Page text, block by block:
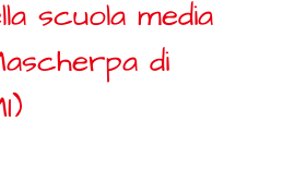
scuola media
di